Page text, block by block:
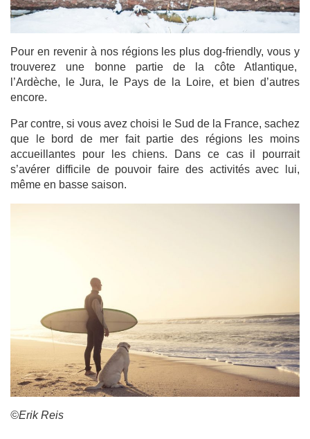
Pour en revenir à nos régions les plus dog-friendly, vous y
trouverez une bonne partie de la côte Atlantique,
l’Ardèche, le Jura, le Pays de la Loire, et bien d’autres
encore.
Par contre, si vous avez choisi le Sud de la France, sachez
que le bord de mer fait partie des régions les moins
accueillantes pour les chiens. Dans ce cas il pourrait
s’avérer difficile de pouvoir faire des activités avec lui,
même en basse saison.
©Erik Reis